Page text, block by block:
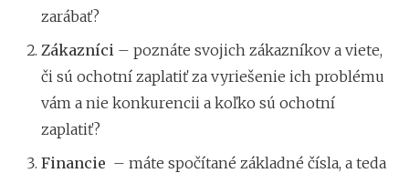
zarábať?
Zákazníci – poznáte svojich zákazníkov a viete,
či sú ochotní zaplatiť za vyriešenie ich problému
vám a nie konkurencii a koľko sú ochotní
zaplatiť?
Financie – máte spočítané základné čísla, a teda